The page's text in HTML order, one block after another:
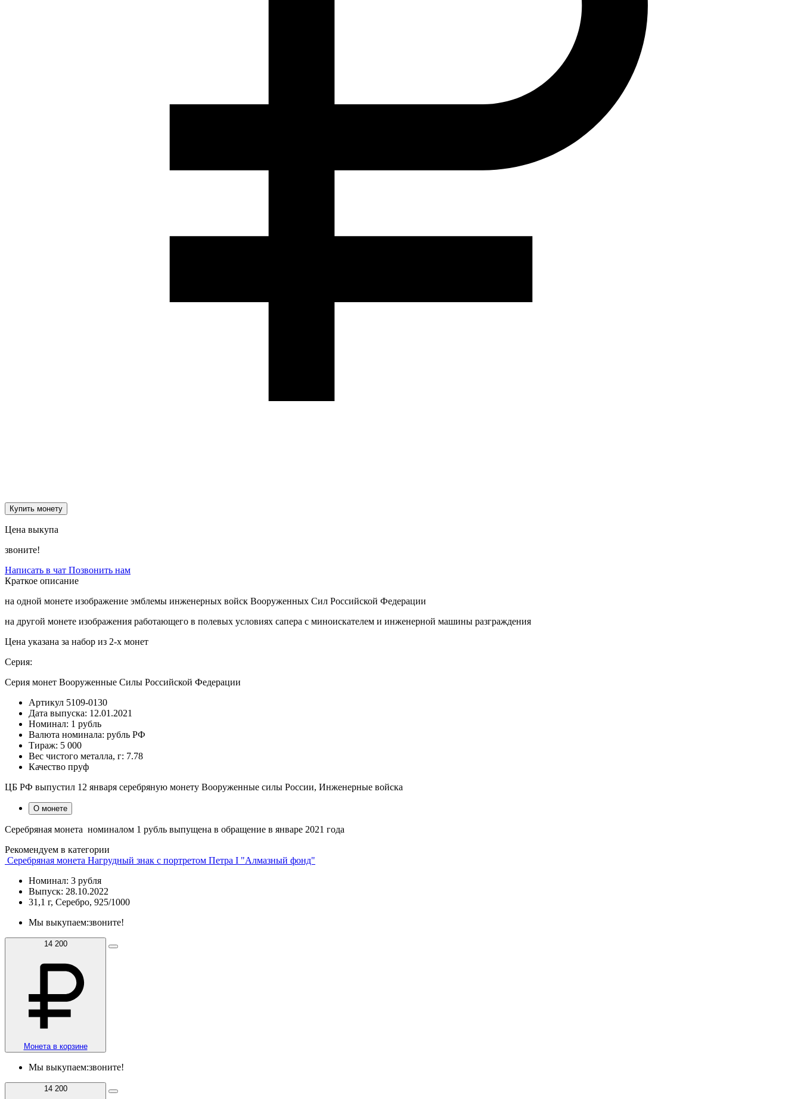
Купить монету
Цена выкупа
звоните!
Написать в чат Позвонить нам
Краткое описание
на одной монете изображение эмблемы инженерных войск Вооруженных Сил Российской Федерации
на другой монете изображения работающего в полевых условиях сапера с миноискателем и инженерной машины разграждения
Цена указана за набор из 2-х монет
Серия:
Серия монет Вооруженные Силы Российской Федерации
Артикул 5109-0130
Дата выпуска: 12.01.2021
Номинал: 1 рубль
Валюта номинала: рубль РФ
Тираж: 5 000
Вес чистого металла, г: 7.78
Качество пруф
ЦБ РФ выпустил 12 января серебряную монету Вооруженные силы России, Инженерные войска
О монете
Серебряная монета номиналом 1 рубль выпущена в обращение в январе 2021 года
Рекомендуем в категории
Серебряная монета Нагрудный знак с портретом Петра I "Алмазный фонд"
Номинал: 3 рубля
Выпуск: 28.10.2022
31,1 г, Серебро, 925/1000
Мы выкупаем:звоните!
14 200
Монета в корзине
Мы выкупаем:звоните!
14 200